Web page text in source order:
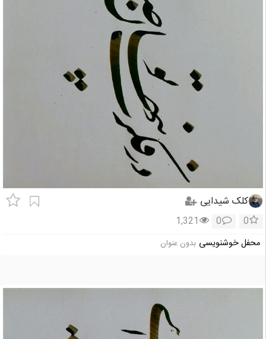
کلک شیدایی
0
0
1,321
محفل خوشنویسی بدون عنوان